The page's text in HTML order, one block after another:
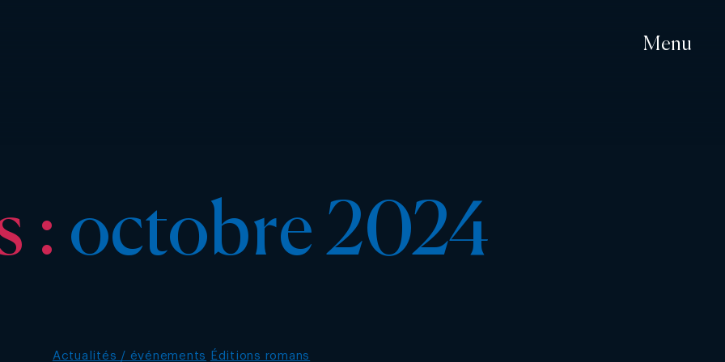
Menu
: octobre 2024
Catégories
Actualités / événements Éditions romans